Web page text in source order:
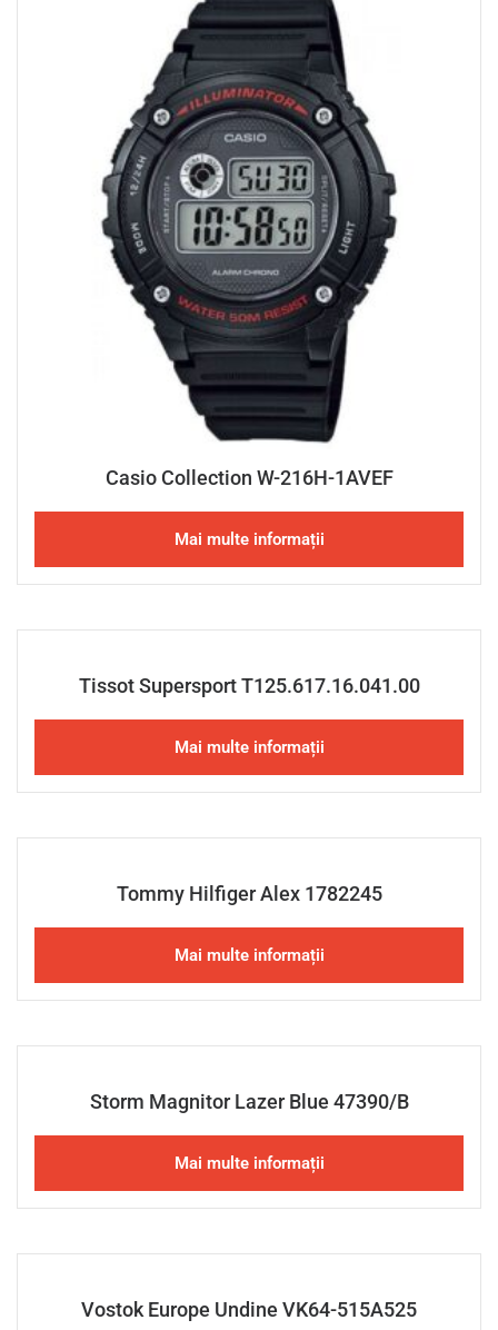
Casio Collection W-216H-1AVEF
Mai multe informații
Tissot Supersport T125.617.16.041.00
Mai multe informații
Tommy Hilfiger Alex 1782245
Mai multe informații
Storm Magnitor Lazer Blue 47390/B
Mai multe informații
Vostok Europe Undine VK64-515A525